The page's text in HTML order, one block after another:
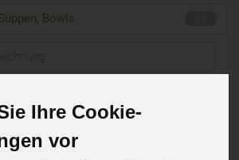
Ihre Cookie-
vor
Bowls